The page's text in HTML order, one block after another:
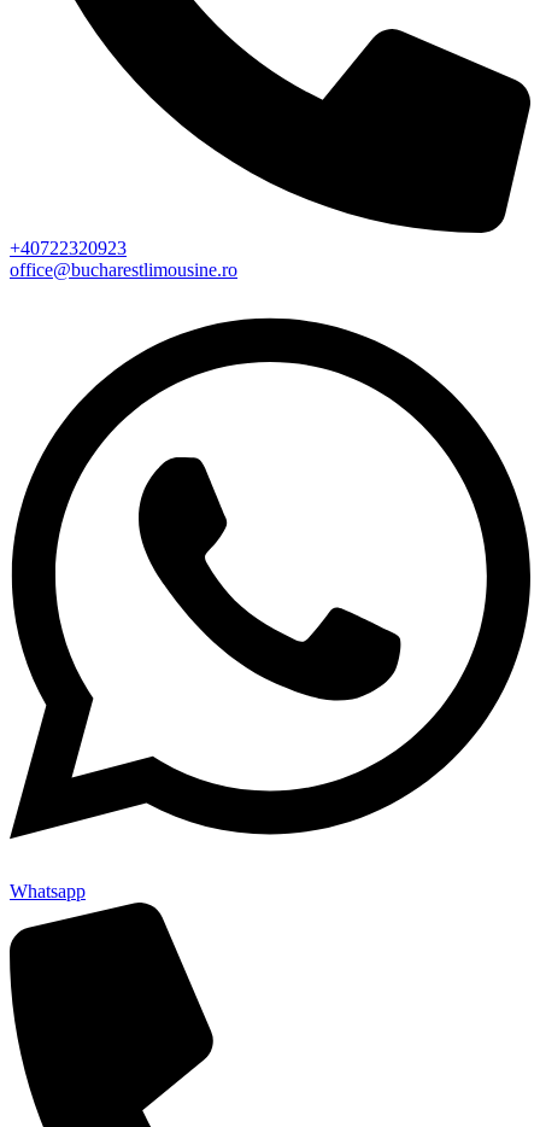
+40722320923
office@bucharestlimousine.ro
Whatsapp